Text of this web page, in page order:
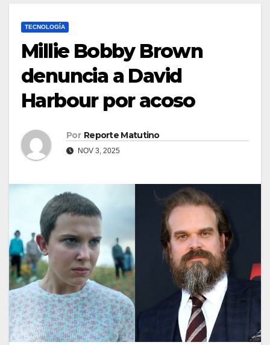
TECNOLOGÍA
Millie Bobby Brown
denuncia a David
Harbour por acoso
Por Reporte Matutino
NOV 3, 2025